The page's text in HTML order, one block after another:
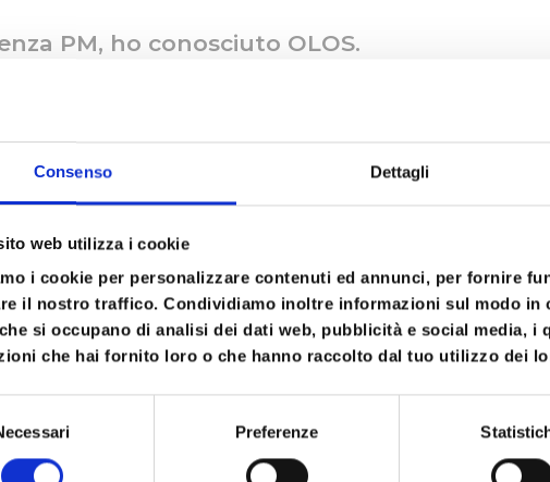
Consenso Dettagli
web utilizza i cookie
i cookie per personalizzare contenuti ed annunci, per fornire
il nostro traffico. Condividiamo inoltre informazioni sul modo
si occupano di analisi dei dati web, pubblicità e social media, i
che hai fornito loro o che hanno raccolto dal tuo utilizzo dei
Preferenze
PM, ho conosciuto OLOS.
negli anni attraversando esperienze
attenzione alle tecniche di
empatica, e infine un vero e
studio, pianti, risa, abbracci, musica,
lo maledicevo (volevo andare a sciare!),
con Olos occorre partecipare e
sempre ma ho studiato mai. Però mi
studente che si è autobocciato. Ho
rinunciarvi.
ma godo di quegli insegnamenti e di